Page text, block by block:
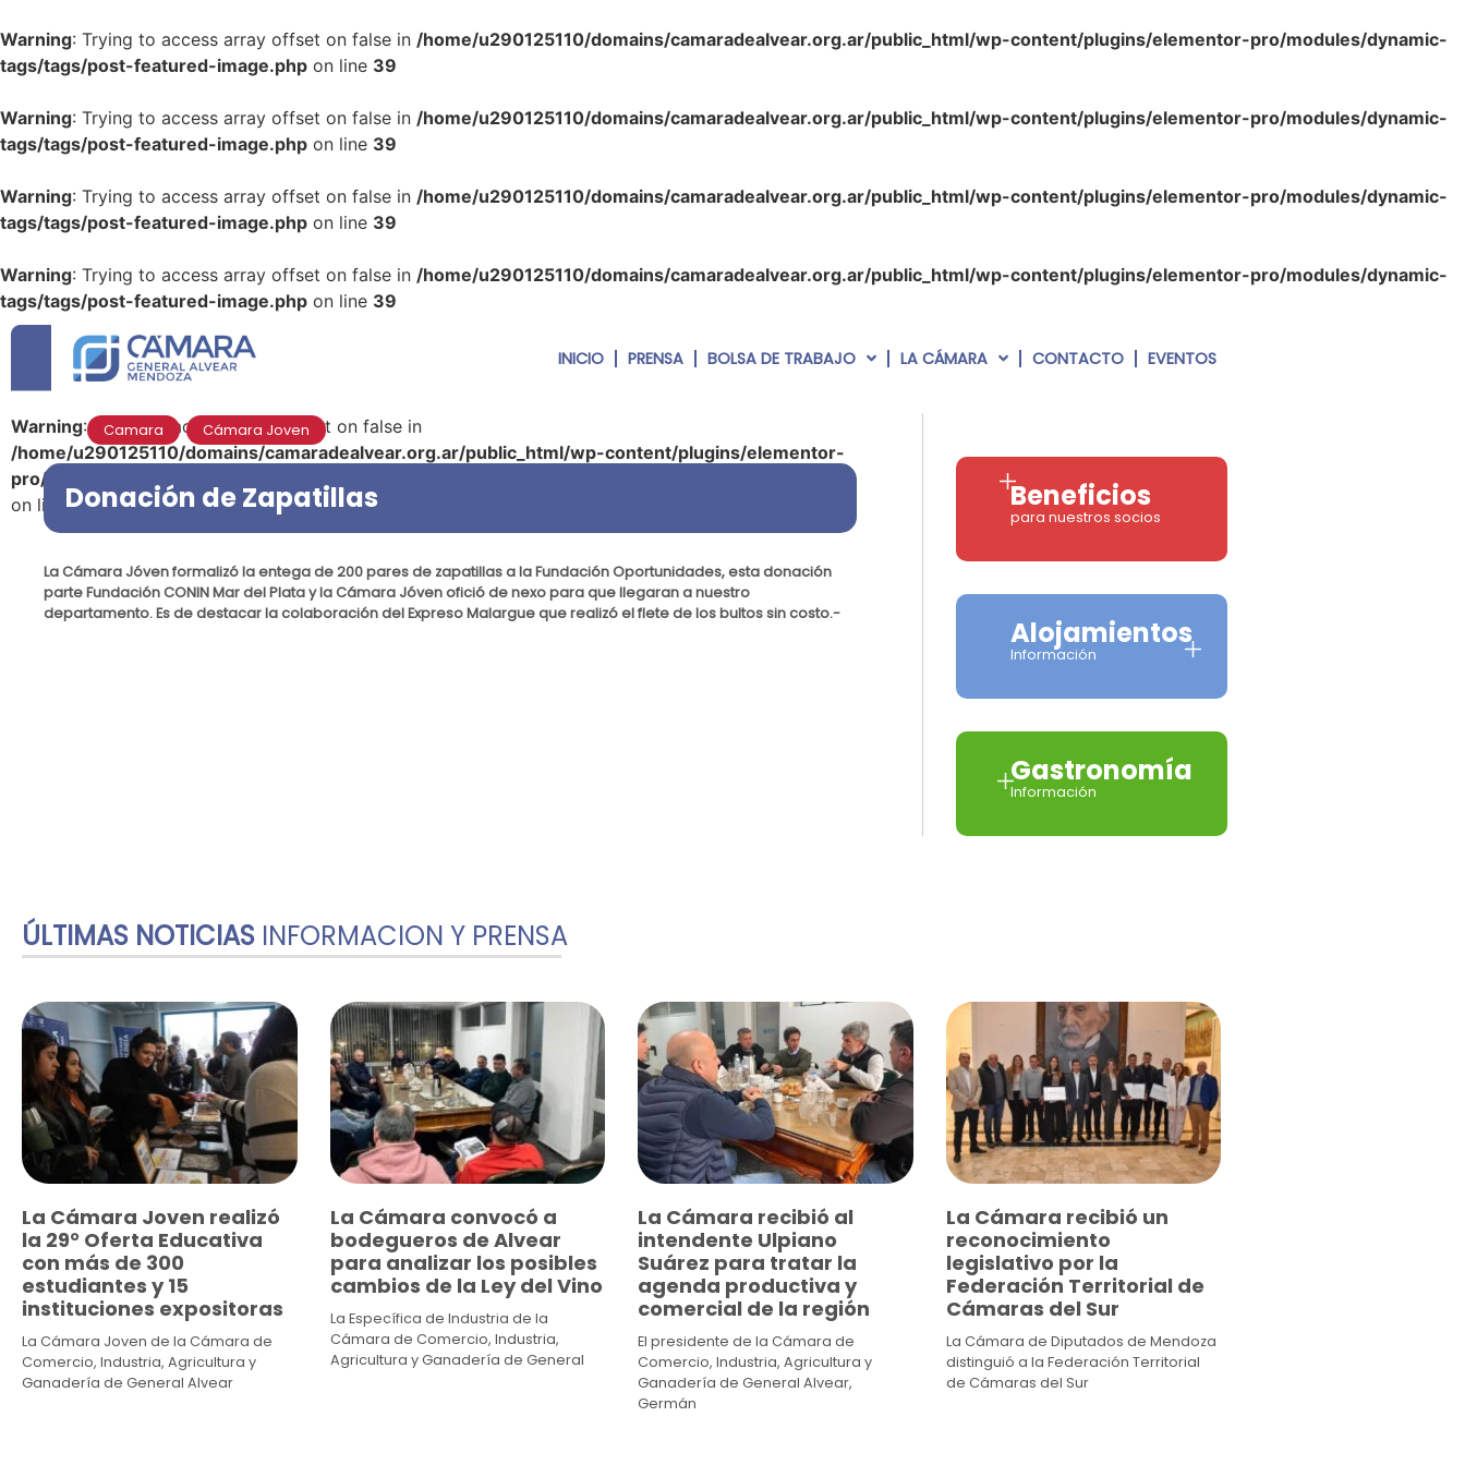
Warning: Trying to access array offset on false in /home/u290125110/domains/camaradealvear.org.ar/public_html/wp-content/plugins/elementor-pro/modules/dynamic-
tags/tags/post-featured-image.php on line 39
Warning: Trying to access array offset on false in /home/u290125110/domains/camaradealvear.org.ar/public_html/wp-content/plugins/elementor-pro/modules/dynamic-
tags/tags/post-featured-image.php on line 39
Warning: Trying to access array offset on false in /home/u290125110/domains/camaradealvear.org.ar/public_html/wp-content/plugins/elementor-pro/modules/dynamic-
tags/tags/post-featured-image.php on line 39
Warning: Trying to access array offset on false in /home/u290125110/domains/camaradealvear.org.ar/public_html/wp-content/plugins/elementor-pro/modules/dynamic-
tags/tags/post-featured-image.php on line 39
INICIO PRENSA BOLSA DE TRABAJO LA CÁMARA CONTACTO EVENTOS
Warning: Trying to access array offset on false in
/home/u290125110/domains/camaradealvear.org.ar/public_html/wp-content/plugins/elementor-
pro/modules/dynamic-tags/tags/post-featured-image.php
on line 39
Camara , Cámara Joven
Donación de Zapatillas
La Cámara Jóven formalizó la entega de 200 pares de zapatillas a la Fundación Oportunidades, esta donación
parte Fundación CONIN Mar del Plata y la Cámara Jóven ofició de nexo para que llegaran a nuestro
departamento. Es de destacar la colaboración del Expreso Malargue que realizó el flete de los bultos sin costo.-
Beneficios
para nuestros socios
Alojamientos
Información
Gastronomía
Información
ÚLTIMAS NOTICIAS INFORMACION Y PRENSA
La Cámara Joven realizó
la 29° Oferta Educativa
con más de 300
estudiantes y 15
instituciones expositoras
La Cámara Joven de la Cámara de
Comercio, Industria, Agricultura y
Ganadería de General Alvear
La Cámara convocó a
bodegueros de Alvear
para analizar los posibles
cambios de la Ley del Vino
La Específica de Industria de la
Cámara de Comercio, Industria,
Agricultura y Ganadería de General
La Cámara recibió al
intendente Ulpiano
Suárez para tratar la
agenda productiva y
comercial de la región
El presidente de la Cámara de
Comercio, Industria, Agricultura y
Ganadería de General Alvear,
Germán
La Cámara recibió un
reconocimiento
legislativo por la
Federación Territorial de
Cámaras del Sur
La Cámara de Diputados de Mendoza
distinguió a la Federación Territorial
de Cámaras del Sur